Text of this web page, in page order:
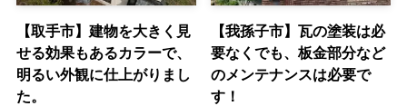
【取手市】建物を大きく見
せる効果もあるカラーで、
明るい外観に仕上がりまし
た。
【我孫子市】瓦の塗装は必
要なくでも、板金部分など
のメンテナンスは必要で
す！